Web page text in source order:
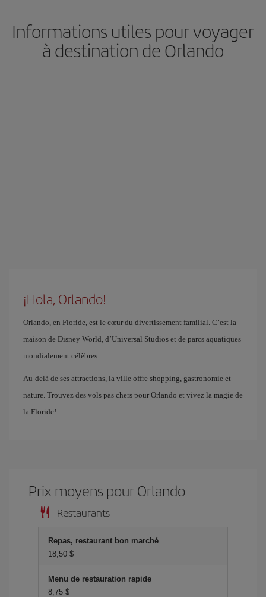
Informations utiles pour voyager
à destination de Orlando
¡Hola, Orlando!
Orlando, en Floride, est le cœur du divertissement familial. C’est la
maison de Disney World, d’Universal Studios et de parcs aquatiques
mondialement célèbres.
Au-delà de ses attractions, la ville offre shopping, gastronomie et
nature. Trouvez des vols pas chers pour Orlando et vivez la magie de
la Floride!
Prix ​​moyens pour Orlando
Restaurants
Repas, restaurant bon marché
18,50 $
Menu de restauration rapide
8,75 $